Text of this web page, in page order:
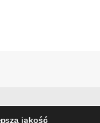
jakość